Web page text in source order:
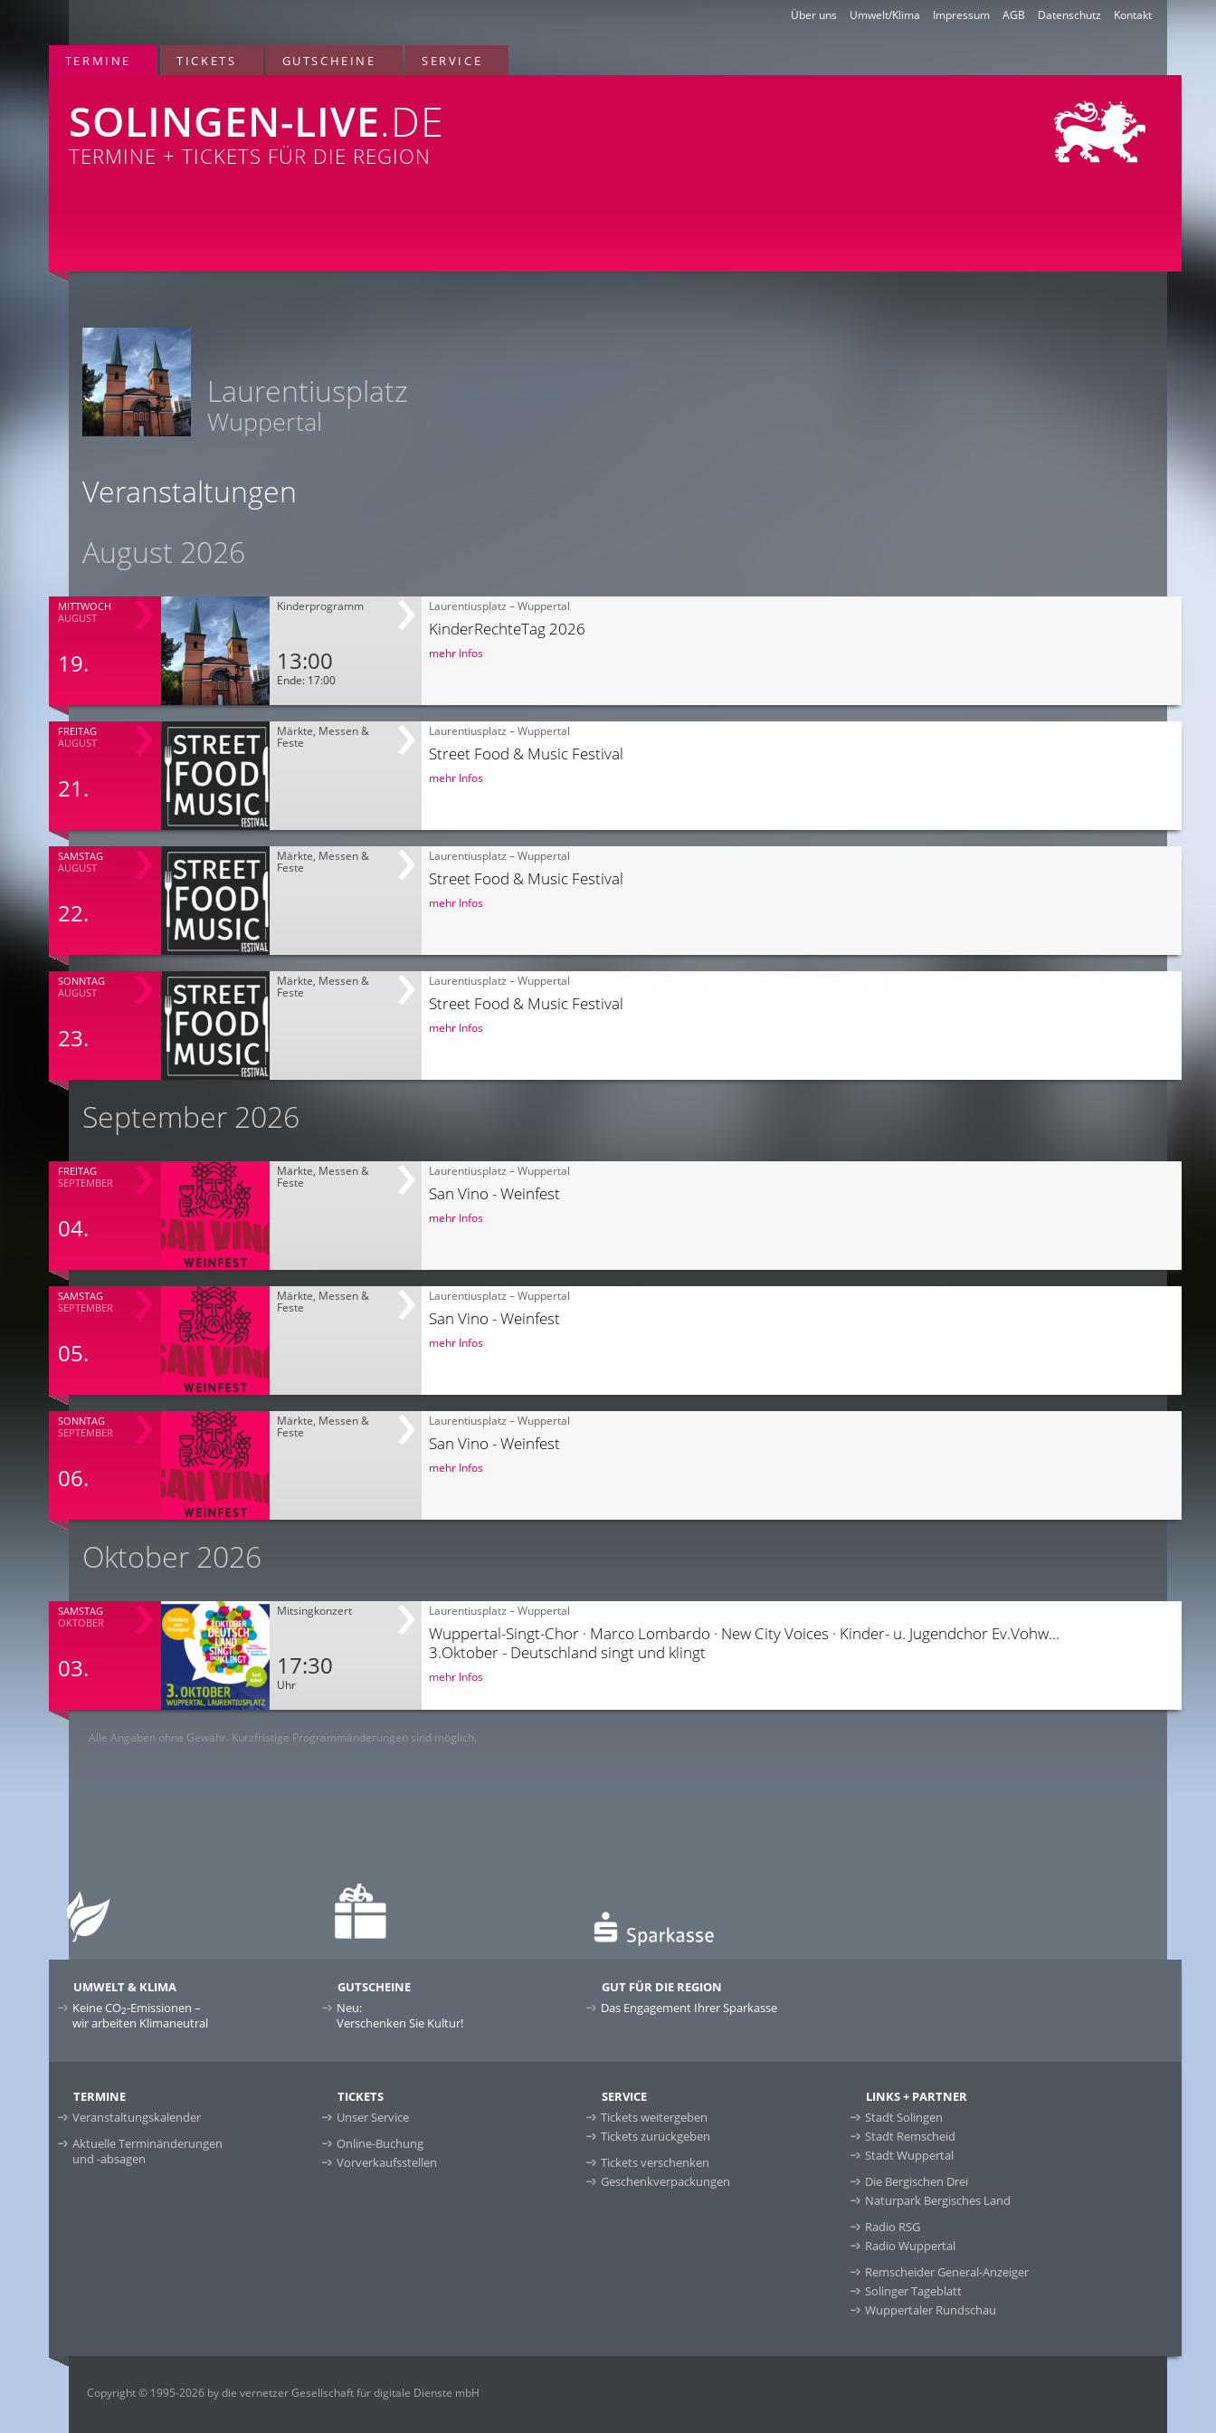
Kontakt
Datenschutz
AGB
Impressum
Umwelt/Klima
Über uns
TERMINE TICKETS GUTSCHEINE SERVICE
SOLINGEN-LIVE.DE
TERMINE + TICKETS FÜR DIE REGION
Laurentiusplatz
Wuppertal
Veranstaltungen
August 2026
MITTWOCH
AUGUST
19.
Kinderprogramm
13:00
Ende: 17:00
Laurentiusplatz – Wuppertal
KinderRechteTag 2026
mehr Infos
FREITAG
AUGUST
21.
Märkte, Messen &
Feste
Laurentiusplatz – Wuppertal
Street Food & Music Festival
mehr Infos
SAMSTAG
AUGUST
22.
Märkte, Messen &
Feste
Laurentiusplatz – Wuppertal
Street Food & Music Festival
mehr Infos
SONNTAG
AUGUST
23.
Märkte, Messen &
Feste
Laurentiusplatz – Wuppertal
Street Food & Music Festival
mehr Infos
September 2026
FREITAG
SEPTEMBER
04.
Märkte, Messen &
Feste
Laurentiusplatz – Wuppertal
San Vino - Weinfest
mehr Infos
SAMSTAG
SEPTEMBER
05.
Märkte, Messen &
Feste
Laurentiusplatz – Wuppertal
San Vino - Weinfest
mehr Infos
SONNTAG
SEPTEMBER
06.
Märkte, Messen &
Feste
Laurentiusplatz – Wuppertal
San Vino - Weinfest
mehr Infos
Oktober 2026
SAMSTAG
OKTOBER
03.
Mitsingkonzert
17:30
Uhr
Laurentiusplatz – Wuppertal
Wuppertal-Singt-Chor · Marco Lombardo · New City Voices · Kinder- u. Jugendchor Ev.Vohwinkel · Goldhörnchen - SAX FOR FUN
3.Oktober - Deutschland singt und klingt
mehr Infos
Alle Angaben ohne Gewähr. Kurzfristige Programmänderungen sind möglich.
UMWELT & KLIMA
Keine CO2-Emissionen –
wir arbeiten Klimaneutral
GUTSCHEINE
Neu:
Verschenken Sie Kultur!
GUT FÜR DIE REGION
Das Engagement Ihrer Sparkasse
TERMINE
Veranstaltungskalender
Aktuelle Terminänderungen
und -absagen
TICKETS
Unser Service
Online-Buchung
Vorverkaufsstellen
SERVICE
Tickets weitergeben
Tickets zurückgeben
Tickets verschenken
Geschenkverpackungen
LINKS + PARTNER
Stadt Solingen
Stadt Remscheid
Stadt Wuppertal
Die Bergischen Drei
Naturpark Bergisches Land
Radio RSG
Radio Wuppertal
Remscheider General-Anzeiger
Solinger Tageblatt
Wuppertaler Rundschau
Copyright © 1995-2026 by die vernetzer Gesellschaft für digitale Dienste mbH